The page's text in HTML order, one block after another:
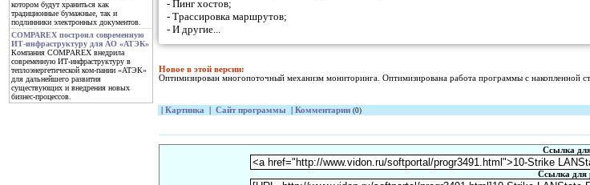
котором будут храниться как
традиционные бумажные, так и
подлинники электронных документов.
COMPAREX построил современную
ИТ-инфраструктуру для АО «АТЭК»
Компания COMPAREX внедрила
современную ИТ-инфраструктуру в
теплоэнергетической ком-пании «АТЭК»
для дальнейшего развития
существующих и внедрения новых
бизнес-процессов.
- Пинг хостов;
- Трассировка маршрутов;
- И другие...
Новое в этой версии:
Оптимизирован многопоточный механизм мониторинга. Оптимизирована работа программы с накопленной
Картинка Сайт программы Комментарии (0)
Ссылка
Ссылка для